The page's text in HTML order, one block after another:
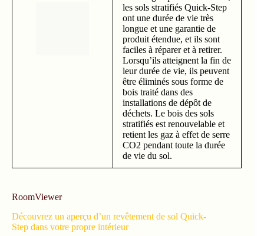
les sols stratifiés Quick-Step
ont une durée de vie très
longue et une garantie de
produit étendue, et ils sont
faciles à réparer et à retirer.
Lorsqu’ils atteignent la fin de
leur durée de vie, ils peuvent
être éliminés sous forme de
bois traité dans des
installations de dépôt de
déchets. Le bois des sols
stratifiés est renouvelable et
retient les gaz à effet de serre
CO2 pendant toute la durée
de vie du sol.
RoomViewer
Découvrez un aperçu d’un revêtement de sol Quick-
Step dans votre propre intérieur